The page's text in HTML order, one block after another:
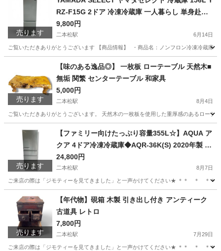
売ります
RZ-F15G 2ドア 冷凍冷蔵庫 一人暮らし 単身赴任
新生活向け ホワイト系 2019年製
9,800円
二本松駅 6月14日
ご覧いただきありがとうございます 【商品情報】 ・商品名：ノンフロン冷凍冷蔵
二本松駅 キッチン家電
売ります
【味のある逸品◎】 一枚板 ローテーブル 天然木■
無垢 関繁 センターテーブル 和家具
5,000円
二本松駅 8月4日
ご覧いただきありがとうございます。 天然木の一枚板を使用した重厚感のあるロー
福島 二本松市 二本松駅 インテリア雑貨/小物 天然
売ります
【ファミリー向けたっぷり容量355L☆】AQUA ア
クア 4ドア冷凍冷蔵庫◆AQR-36K(S) 2020年製 シ
ルバー
24,800円
二本松駅 8月7日
ご来店の際は「ジモティーを見てきました」と一声かけてください★ ＊＊ ＊ ＊＊
福島 二本松市 二本松駅 キッチン家電 AQR
売ります
【年代物】硯箱 木製 引き出し付き アンティーク
古道具 レトロ
7,800円
二本松駅 7月29日
ご来店の際は「ジモティーを見てきました」と一声かけてください★ ＊＊ ＊ ＊＊